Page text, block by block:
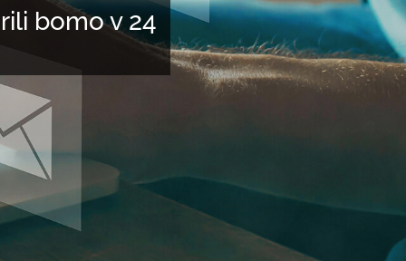
bomo v 24